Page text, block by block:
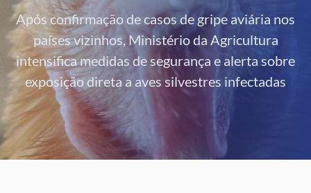
Após confirmação de casos de gripe aviária nos
países vizinhos, Ministério da Agricultura
intensifica medidas de segurança e alerta sobre
exposição direta a aves silvestres infectadas